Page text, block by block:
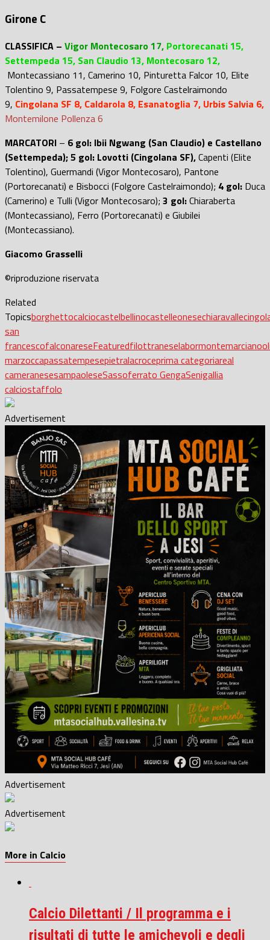
Girone C
CLASSIFICA – Vigor Montecosaro 17, Portorecanati 15,
Settempeda 15, San Claudio 13, Montecosaro 12,
Montecassiano 11, Camerino 10, Pinturetta Falcor 10, Elite
Tolentino 9, Passatempese 9, Folgore Castelraimondo
9, Cingolana SF 8, Caldarola 8, Esanatoglia 7, Urbis Salvia 6,
Montemilone Pollenza 6
MARCATORI – 6 gol: Ibii Ngwang (San Claudio) e Castellano
(Settempeda); 5 gol: Lovotti (Cingolana SF),Capenti (Elite
Tolentino), Guermandi (Vigor Montecosaro), Pantone
(Portorecanati) e Bisbocci (Folgore Castelraimondo); 4 gol: Duca
(Camerino) e Tulli (Vigor Montecosaro); 3 gol:Chiaraberta
(Montecassiano), Ferro (Portorecanati) e Giubilei
(Montecassiano).
Giacomo Grasselli
©riproduzione riservata
Related
Topicsborghettocalciocastelbellinocastelleonesechiaravalle
san
francescofalconareseFeaturedfilottraneselabormontemarciano
marzoccapassatempesepietralacroceprima categoriareal
cameranesesampaoleseSassoferrato GengaSenigallia
calciostaffolo
Advertisement
Advertisement
Advertisement
More in Calcio
Calcio Dilettanti / Il programma e i
risultati di tutte le amichevoli e degli